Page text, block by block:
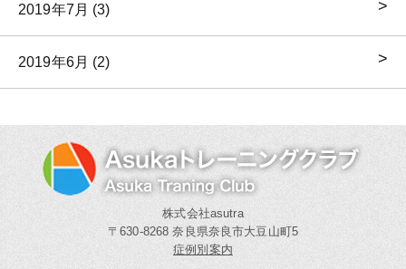
2019年7月 (3)
2019年6月 (2)
株式会社asutra
〒630-8268 奈良県奈良市大豆山町5
症例別案内